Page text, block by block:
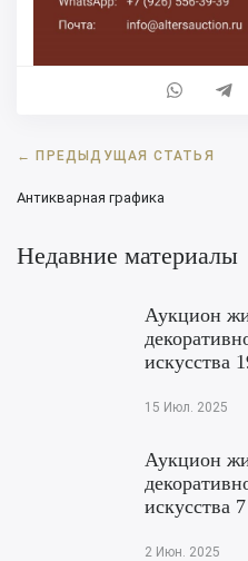
Навигация
по
← ПРЕДЫДУЩАЯ СТАТЬЯ
Антикварная графика
Недавние материалы
Аукцион
искусства
15 Июл. 2025
Аукцион
искусства
2 Июн. 2025